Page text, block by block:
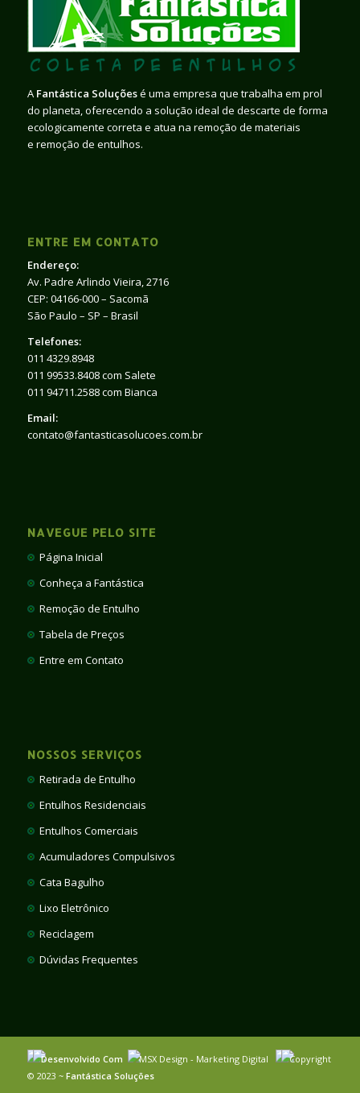
A Fantástica Soluçõesé uma empresa que trabalha em prol
do planeta, oferecendo a solução ideal de descarte de forma
ecologicamente correta e atua na remoção de materiais
e remoção de entulhos.
ENTRE EM CONTATO
Endereço:
Av. Padre Arlindo Vieira, 2716
CEP: 04166-000 – Sacomã
São Paulo – SP – Brasil
Telefones:
011 4329.8948
011 99533.8408 com Salete
011 94711.2588 com Bianca
Email:
contato@fantasticasolucoes.com.br
NAVEGUE PELO SITE
Página Inicial
Conheça a Fantástica
Remoção de Entulho
Tabela de Preços
Entre em Contato
NOSSOS SERVIÇOS
Retirada de Entulho
Entulhos Residenciais
Entulhos Comerciais
Acumuladores Compulsivos
Cata Bagulho
Lixo Eletrônico
Reciclagem
Dúvidas Frequentes
Desenvolvido Com MSX Design - Marketing Digital
Copyright
© 2023 ~ Fantástica Soluções